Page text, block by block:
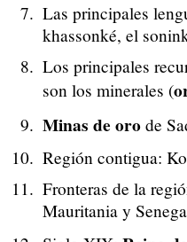
Las principales
khassonké, el
Los principales
son los minerales (
Minas de oro de
Región contigua:
Fronteras de la
Mauritania y